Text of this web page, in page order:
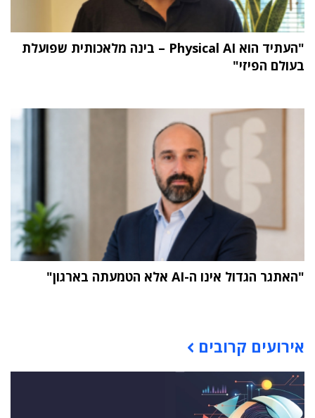
"העתיד הוא Physical AI – בינה מלאכותית שפועלת
בעולם הפיזי"
"האתגר הגדול אינו ה-AI אלא הטמעתה בארגון"
אירועים קרובים